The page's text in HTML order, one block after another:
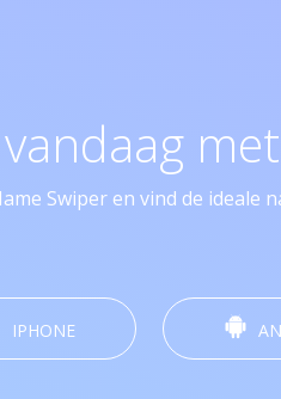
Swiper en vind de ideale
IPHONE